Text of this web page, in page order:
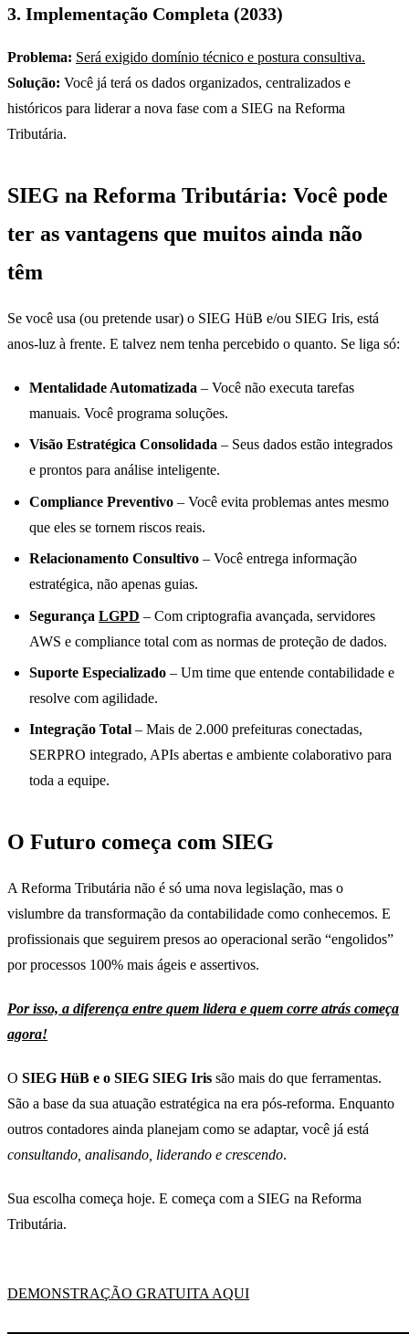
3. Implementação Completa (2033)
Problema: Será exigido domínio técnico e postura consultiva.
Solução: Você já terá os dados organizados, centralizados e
históricos para liderar a nova fase com a SIEG na Reforma
Tributária.
SIEG na Reforma Tributária: Você pode
ter as vantagens que muitos ainda não
têm
Se você usa (ou pretende usar) o SIEG HüB e/ou SIEG Iris, está
anos-luz à frente. E talvez nem tenha percebido o quanto. Se liga só:
Mentalidade Automatizada – Você não executa tarefas
manuais. Você programa soluções.
Visão Estratégica Consolidada – Seus dados estão integrados
e prontos para análise inteligente.
Compliance Preventivo – Você evita problemas antes mesmo
que eles se tornem riscos reais.
Relacionamento Consultivo – Você entrega informação
estratégica, não apenas guias.
Segurança LGPD – Com criptografia avançada, servidores
AWS e compliance total com as normas de proteção de dados.
Suporte Especializado – Um time que entende contabilidade e
resolve com agilidade.
Integração Total – Mais de 2.000 prefeituras conectadas,
SERPRO integrado, APIs abertas e ambiente colaborativo para
toda a equipe.
O Futuro começa com SIEG
A Reforma Tributária não é só uma nova legislação, mas o
vislumbre da transformação da contabilidade como conhecemos. E
profissionais que seguirem presos ao operacional serão “engolidos”
por processos 100% mais ágeis e assertivos.
Por isso, a diferença entre quem lidera e quem corre atrás começa
agora!
O SIEG HüB e o SIEG SIEG Iris são mais do que ferramentas.
São a base da sua atuação estratégica na era pós-reforma. Enquanto
outros contadores ainda planejam como se adaptar, você já está
consultando, analisando, liderando e crescendo.
Sua escolha começa hoje. E começa com a SIEG na Reforma
Tributária.
DEMONSTRAÇÃO GRATUITA AQUI